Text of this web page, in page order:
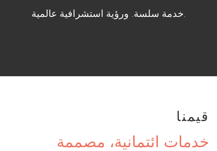
قيمنا
خدمات ائتمانية، مصممة